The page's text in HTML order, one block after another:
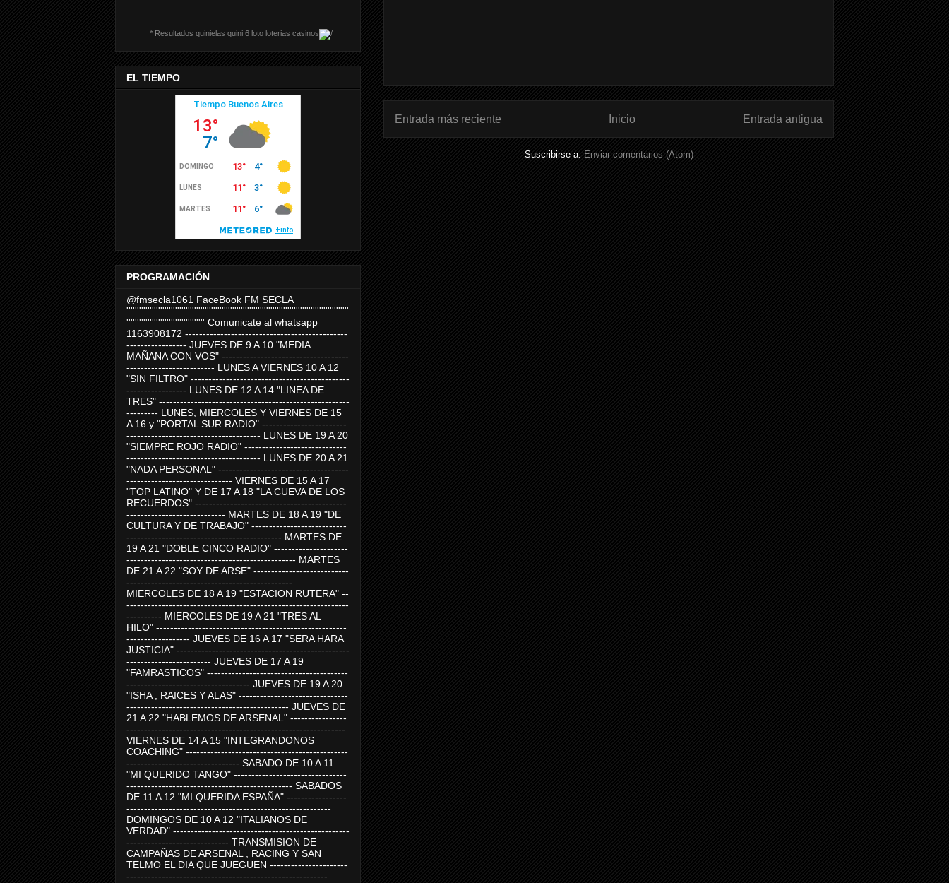
Entrada más reciente Entrada antigua
Inicio
Suscribirse a: Enviar comentarios (Atom)
* Resultados quinielas quini 6 loto loterias casinos
EL TIEMPO
PROGRAMACIÓN
@fmsecla1061 FaceBook FM SECLA
'''''''''''''''''''''''''''''''''''''''''''''''''''''''''''''''''''''''''''''''''''''''''''''''''''''''''
''''''''''''''''''''''''''''''''''''' Comunicate al whatsapp
1163908172 ----------------------------------------------
----------------- JUEVES DE 9 A 10 "MEDIA
MAÑANA CON VOS" ------------------------------------
------------------------- LUNES A VIERNES 10 A 12
"SIN FILTRO" ---------------------------------------------
----------------- LUNES DE 12 A 14 "LINEA DE
TRES" ------------------------------------------------------
--------- LUNES, MIERCOLES Y VIERNES DE 15
A 16 y "PORTAL SUR RADIO" ------------------------
-------------------------------------- LUNES DE 19 A 20
"SIEMPRE ROJO RADIO" -----------------------------
-------------------------------------- LUNES DE 20 A 21
"NADA PERSONAL" -------------------------------------
------------------------------ VIERNES DE 15 A 17
"TOP LATINO" Y DE 17 A 18 "LA CUEVA DE LOS
RECUERDOS" -------------------------------------------
---------------------------- MARTES DE 18 A 19 "DE
CULTURA Y DE TRABAJO" ---------------------------
-------------------------------------------- MARTES DE
19 A 21 "DOBLE CINCO RADIO" ---------------------
------------------------------------------------ MARTES
DE 21 A 22 "SOY DE ARSE" ---------------------------
-----------------------------------------------
MIERCOLES DE 18 A 19 "ESTACION RUTERA" --
---------------------------------------------------------------
---------- MIERCOLES DE 19 A 21 "TRES AL
HILO" ------------------------------------------------------
------------------ JUEVES DE 16 A 17 "SERA HARA
JUSTICIA" -------------------------------------------------
------------------------ JUEVES DE 17 A 19
"FAMRASTICOS" ----------------------------------------
----------------------------------- JUEVES DE 19 A 20
"ISHA , RAICES Y ALAS" -------------------------------
---------------------------------------------- JUEVES DE
21 A 22 "HABLEMOS DE ARSENAL" ----------------
--------------------------------------------------------------
VIERNES DE 14 A 15 "INTEGRANDONOS
COACHING" ----------------------------------------------
-------------------------------- SABADO DE 10 A 11
"MI QUERIDO TANGO" --------------------------------
----------------------------------------------- SABADOS
DE 11 A 12 "MI QUERIDA ESPAÑA" -----------------
----------------------------------------------------------
DOMINGOS DE 10 A 12 "ITALIANOS DE
VERDAD" --------------------------------------------------
----------------------------- TRANSMISION DE
CAMPAÑAS DE ARSENAL , RACING Y SAN
TELMO EL DIA QUE JUEGUEN ----------------------
---------------------------------------------------------